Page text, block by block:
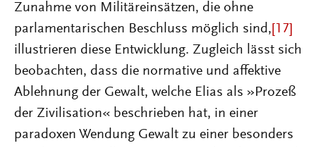
Zunahme von Militäreinsätzen, die ohne
parlamentarischen Beschluss möglich sind, [17]
illustrieren diese Entwicklung. Zugleich lässt sich
beobachten, dass die normative und affektive
Ablehnung der Gewalt, welche Elias als »Prozeß
der Zivilisation« beschrieben hat, in einer
paradoxen Wendung Gewalt zu einer besonders